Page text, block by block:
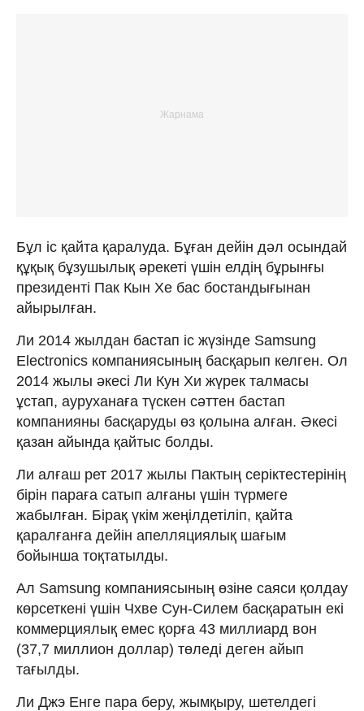
Бұл іс қайта қаралуда. Бұған дейін дәл осындай
құқық бұзушылық әрекеті үшін елдің бұрынғы
президенті Пак Кын Хе бас бостандығынан
айырылған.
Ли 2014 жылдан бастап іс жүзінде Samsung
Electronics компаниясының басқарып келген. Ол
2014 жылы әкесі Ли Кун Хи жүрек талмасы
ұстап, ауруханаға түскен сәттен бастап
компанияны басқаруды өз қолына алған. Әкесі
қазан айында қайтыс болды.
Ли алғаш рет 2017 жылы Пактың серіктестерінің
бірін параға сатып алғаны үшін түрмеге
жабылған. Бірақ үкім жеңілдетіліп, қайта
қаралғанға дейін апелляциялық шағым
бойынша тоқтатылды.
Ал Samsung компаниясының өзіне саяси қолдау
көрсеткені үшін Чхве Сун-Силем басқаратын екі
коммерциялық емес қорға 43 миллиард вон
(37,7 миллион доллар) төледі деген айып
тағылды.
Ли Джэ Енге пара беру, жымқыру, шетелдегі